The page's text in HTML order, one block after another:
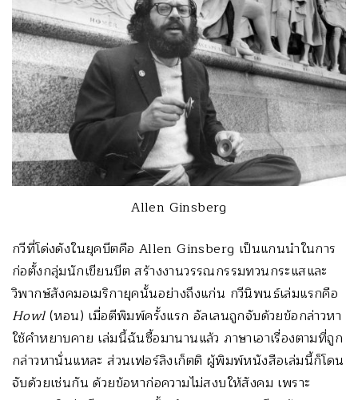
Allen Ginsberg
กวีที่โด่งดังในยุคบีตคือ Allen Ginsberg เป็นแกนนำในการ
ก่อตั้งกลุ่มนักเขียนบีต สร้างงานวรรณกรรมทวนกระแสและ
วิพากษ์สังคมอเมริกายุคนั้นอย่างถึงแก่น กวีนิพนธ์เล่มแรกคือ
Howl(หอน) เมื่อตีพิมพ์ครั้งแรก อัลเลนถูกจับด้วยข้อกล่าวหา
ใช้คำหยาบคาย เล่มนี้ฉันซื้อมานานแล้ว ภาษาเอาเรื่องตามที่ถูก
กล่าวหานั่นแหละ ส่วนเฟอร์ลิงเก็ตติ ผู้พิมพ์หนังสือเล่มนี้ก็โดน
จับด้วยเช่นกัน ด้วยข้อหาก่อความไม่สงบให้สังคม เพราะ